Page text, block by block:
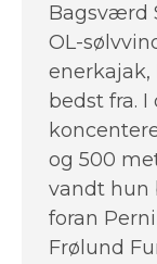
Bagsværd
OL-
enerkajak,
bedst fra.
og 500
vandt hun
foran
Frølund